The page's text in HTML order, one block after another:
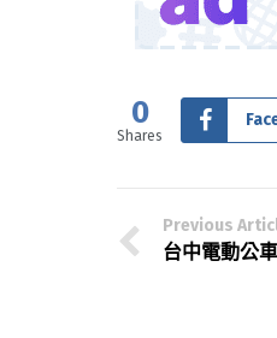
0
Shares
Previous
台中電動公